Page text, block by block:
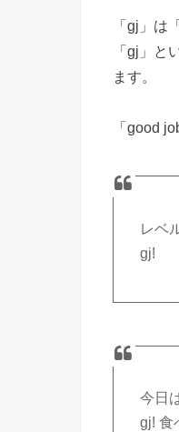
「gj」は
「gj」と
ます。
「good
レベ
gj!
今日
gj! 食